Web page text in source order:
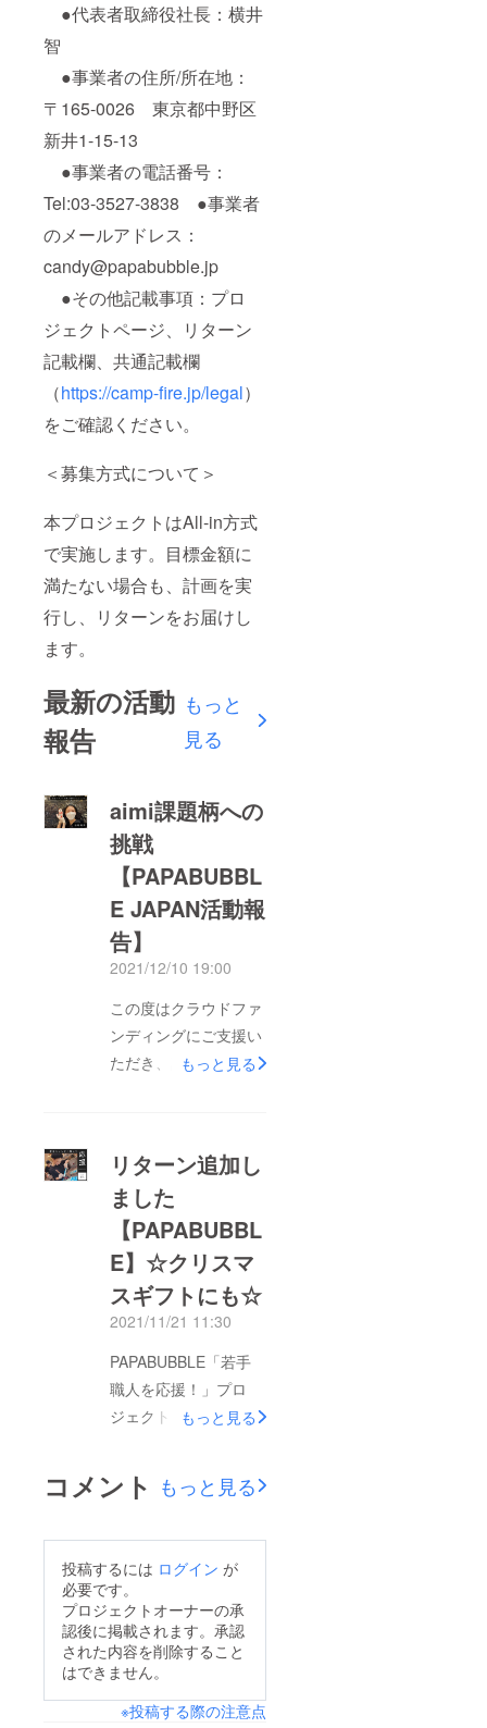
●代表者取締役社長：横井
智
●事業者の住所/所在地：
〒165-0026 東京都中野区
新井1-15-13
●事業者の電話番号：
Tel:03-3527-3838 ●事業者
のメールアドレス：
candy@papabubble.jp
●その他記載事項：プロ
ジェクトページ、リターン
記載欄、共通記載欄
（https://camp-fire.jp/legal）
をご確認ください。
＜募集方式について＞
本プロジェクトはAll-in方式
で実施します。目標金額に
満たない場合も、計画を実
行し、リターンをお届けし
ます。
最新の活動
報告
もっと
見る
aimi課題柄への
挑戦
【PAPABUBBL
E JAPAN活動報
告】
2021/12/10 19:00
この度はクラウドファ
ンディングにご支援い
ただき、誠にありがと
締まる想いです！今回
は若手職人aimiが課題
柄にチャレンジする様
子をご報告致します。
12月9日ーーーー本日
は12年目の職人頭を迎
えた技術試験の日。
aimiさん少し緊張気味
の模様飴の基本的な組
み方から再確認しなが
ていきます。できあが
り！！新たな技術を習
得の行く仕上がりにな
りました。皆様のお手
元に届くのももう少し
です！どうぞお楽しみ
ついて今回は178名、
もっと見る
リターン追加し
ました
【PAPABUBBL
E】☆クリスマ
スギフトにも☆
2021/11/21 11:30
PAPABUBBLE「若手
職人を応援！」プロ
ジェクトにご支援いた
日々奮闘中です！飴づ
↓色ごとに切り分けま
す↓絵柄を組んでいき
ます↓カット！↓でき
あがり！↓【お知ら
せ】リターン商品3ア
イテム追加しました。
もっと見る
コメント もっと見る
投稿するには ログイン が
必要です。
プロジェクトオーナーの承
認後に掲載されます。承認
された内容を削除すること
はできません。
※投稿する際の注意点